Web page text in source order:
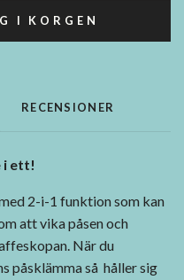
I KORGEN
RECENSIONER
i ett!
2-i-1 funktion som kan
att vika påsen och
När du
påsklämma så håller sig